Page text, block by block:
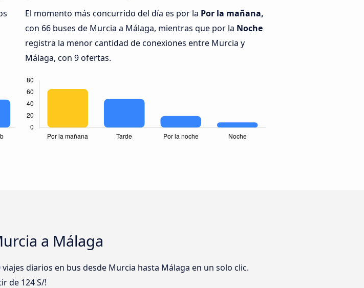
El momento más concurrido del día es por la Por la mañana,
con 66 buses de Murcia a Málaga, mientras que por la Noche
registra la menor cantidad de conexiones entre Murcia y
Málaga, con 9 ofertas.
a Málaga
diarios en bus desde Murcia hasta Málaga en un solo clic.
de 124 S/!